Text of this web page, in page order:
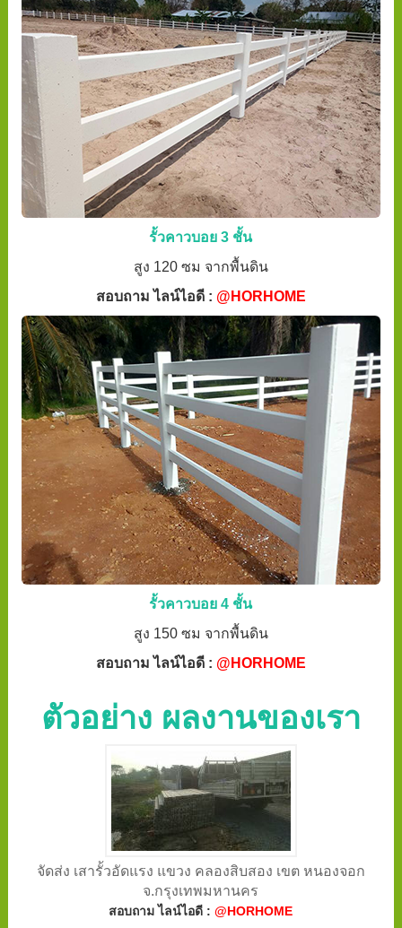
รั้วคาวบอย 3 ชั้น
สูง 120 ซม จากพื้นดิน
สอบถาม ไลน์ไอดี : @HORHOME
รั้วคาวบอย 4 ชั้น
สูง 150 ซม จากพื้นดิน
สอบถาม ไลน์ไอดี : @HORHOME
ตัวอย่าง ผลงานของเรา
จัดส่ง เสารั้วอัดแรง แขวง คลองสิบสอง เขต หนองจอก
จ.กรุงเทพมหานคร
สอบถาม ไลน์ไอดี :@HORHOME